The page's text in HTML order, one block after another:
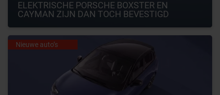
ELEKTRISCHE PORSCHE BOXSTER EN
CAYMAN ZIJN DAN TOCH BEVESTIGD
Nieuwe auto’s